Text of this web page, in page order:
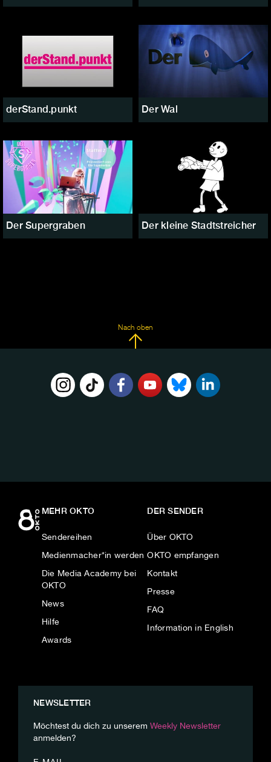
derStand.punkt Der Wal
Der Supergraben Der kleine Stadtstreicher
Nach oben
MEHR OKTO
Sendereihen
Medienmacher*in werden
Die Media Academy bei
OKTO
News
Hilfe
Awards
DER SENDER
Über OKTO
OKTO empfangen
Kontakt
Presse
FAQ
Information in English
NEWSLETTER
Möchtest du dich zu unserem Weekly Newsletter
anmelden?